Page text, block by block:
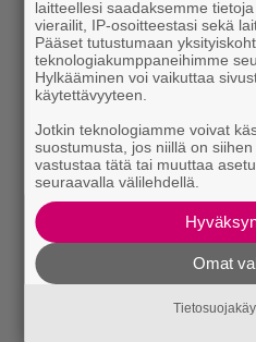
laitteellesi saadaksemme
vierailit, IP-osoitteestasi sekä
Pääset tutustumaan
teknologiakumppaneihimme
Hylkääminen voi vaikuttaa
käytettävyyteen.
Jotkin teknologiamme voivat
suostumusta, jos niillä on
vastustaa tätä tai muuttaa
seuraavalla välilehdellä.
Omat